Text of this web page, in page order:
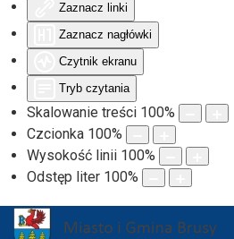
Zaznacz linki
Zaznacz nagłówki
Czytnik ekranu
Tryb czytania
Skalowanie treści 100%
Czcionka 100%
Wysokość linii 100%
Odstęp liter 100%